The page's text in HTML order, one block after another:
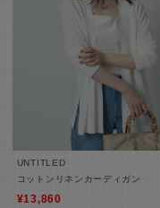
UNTITLED
コットンリネンカーディガン
¥13,860